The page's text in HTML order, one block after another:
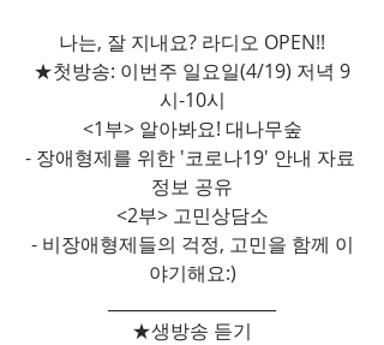
나는, 잘 지내요? 라디오 OPEN!!
★첫방송: 이번주 일요일(4/19) 저녁 9
시-10시
<1부> 알아봐요! 대나무숲
- 장애형제를 위한 '코로나19' 안내 자료
정보 공유
<2부> 고민상담소
- 비장애형제들의 걱정, 고민을 함께 이
야기해요:)
★생방송 듣기